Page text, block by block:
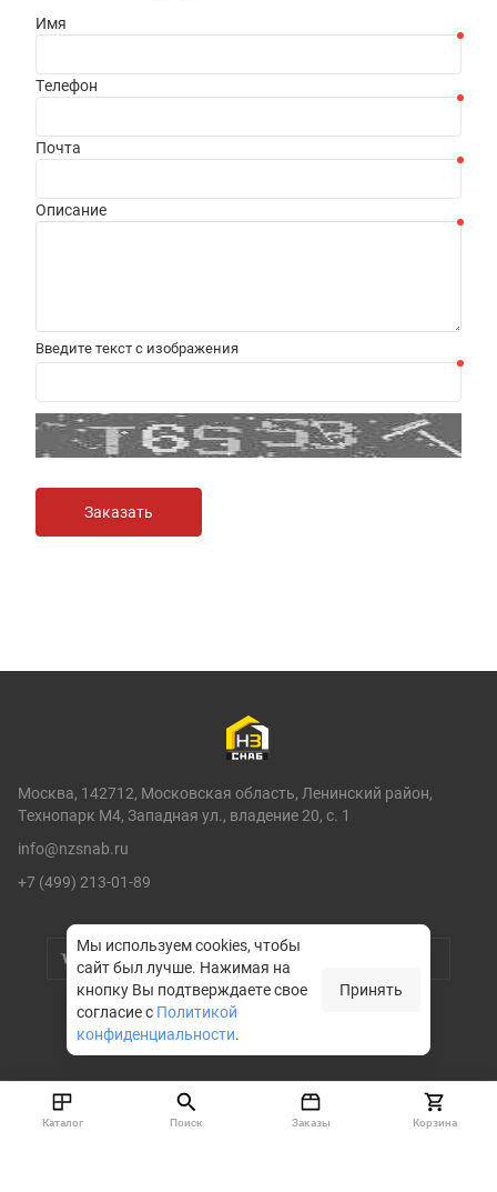
Имя
Телефон
Почта
Описание
Введите текст с изображения
Москва, 142712, Московская область, Ленинский район,
Технопарк М4, Западная ул., владение 20, с. 1
info@nzsnab.ru
+7 (499) 213-01-89
Мы используем cookies, чтобы
сайт был лучше. Нажимая на
кнопку Вы подтверждаете свое
согласие с Политикой
конфиденциальности.
Принять
© НЗСНАБ 2004-2026
Каталог Поиск Заказы Корзина